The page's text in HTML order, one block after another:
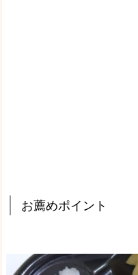
お薦めポイント